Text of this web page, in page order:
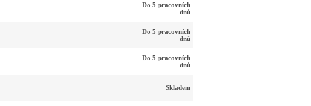
Do 5 pracovních
dnů
Do 5 pracovních
dnů
Do 5 pracovních
dnů
Skladem